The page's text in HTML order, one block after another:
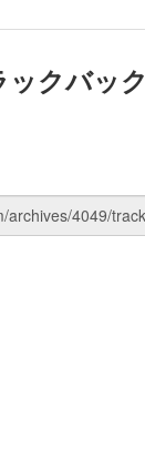
クバック